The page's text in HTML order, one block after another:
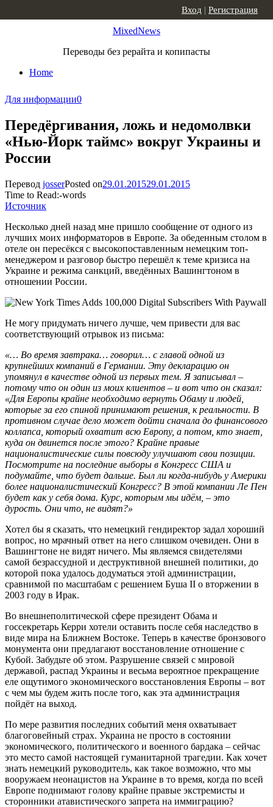
MixedNews
Переводы без рерайта и копипасты
Home
Вход | Регистрация
Для информации0
Передёргивания, ложь и недомолвки
«Нью-Йорк таймс» вокруг Украины и
России
Перевод josserPosted on29.01.201529.01.2015
Time to Read:-words
Источник
Несколько дней назад мне пришло сообщение от одного из
лучших моих информаторов в Европе. За обеденным столом в
отеле он пересёкся с высокопоставленным немецким топ-
менеджером и разговор быстро перешёл к теме кризиса на
Украине и режима санкций, введённых Вашингтоном в
отношении России.
Не могу придумать ничего лучше, чем привести для вас
соответствующий отрывок из письма:
«… Во время завтрака… говорил… с главой одной из
крупнейших компаний в Германии. Эту декларацию он
упомянул в качестве одной из первых тем. Я записывал –
потому что он один из моих клиентов – и вот что он сказал:
«Для Европы крайне необходимо вернуть Обаму и людей,
которые за его спиной принимают решения, к реальности. В
противном случае дело может дойти сначала до финансового
коллапса, который охватит всю Европу, а потом, кто знает,
куда он двинется после этого? Крайне правые
националистические силы повсюду улучшают свои позиции.
Посмотрите на последние выборы в Конгресс США и
подумайте, что будет дальше. Был ли когда-нибудь у Америки
более националистический Конгресс? В этой компании Ле Пен
будет как у себя дома. Курс, которым мы идём, – это
дурость. Они что, не видят?»
Хотел бы я сказать, что немецкий гендиректор задал хороший
вопрос, но мрачный ответ на него слишком очевиден. Они в
Вашингтоне не видят ничего. Мы являемся свидетелями
самой безрассудной и деструктивной внешней политики, до
которой пока удалось додуматься этой администрации,
сравнимой по масштабам с решением Буша II о вторжении в
2003 году в Ирак.
Во внешнеполитической сфере президент Обама и
госсекретарь Керри хотели оставить после себя наследство в
виде мира на Ближнем Востоке. Теперь в качестве бронзового
монумента они предлагают восстановление отношение с
Кубой. Забудьте об этом. Разрушение связей с мировой
державой, распад Украины и весьма вероятное прекращение
еле ощутимого экономического восстановления Европы – вот
с чем мы будем жить после того, как эта администрация
пойдёт на выход.
По мере развития последних событий меня охватывает
благоговейный страх. Украина не просто в состоянии
экономического, политического и военного бардака – сейчас
это место самой настоящей гуманитарной трагедии. Как хочет
знать немецкий руководитель, как такое возможно, что мы
вооружаем неонацистов на Украине в то время, когда по всей
Европе поднимают голову крайне правые экстремисты и
сторонники атавистического запрета на иммиграцию?